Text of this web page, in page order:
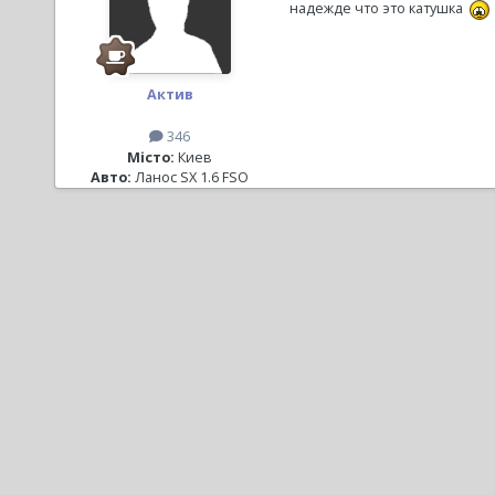
Актив
346
Місто: Киев
Авто: Ланос SX 1.6 FSO
надежде что это катушка